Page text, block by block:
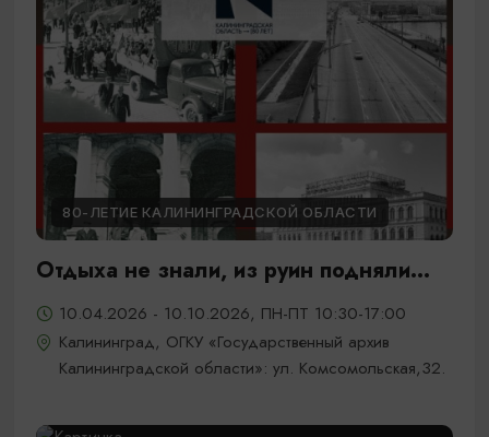
80-ЛЕТИЕ КАЛИНИНГРАДСКОЙ ОБЛАСТИ
Отдыха не знали, из руин подняли...
10.04.2026 - 10.10.2026, ПН-ПТ 10:30-17:00
Калининград, ОГКУ «Государственный архив
Калининградской области»: ул. Комсомольская,32.